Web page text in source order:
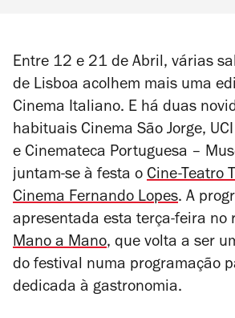
Entre 12 e 21 de Abril, várias
de Lisboa acolhem mais uma
Cinema Italiano. E há duas
habituais Cinema São Jorge,
e Cinemateca Portuguesa –
juntam-se à festa o Cine-Teatro
Cinema Fernando Lopes. A
apresentada esta terça-feira no
Mano a Mano, que volta a ser
do festival numa programação
dedicada à gastronomia.